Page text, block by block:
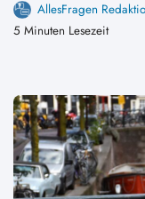
AllesFragen
5 Minuten Lesezeit